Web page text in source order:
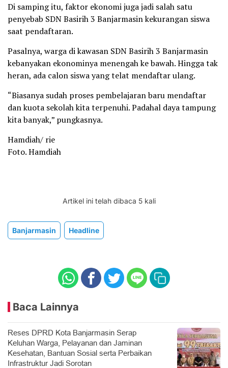
Di samping itu, faktor ekonomi juga jadi salah satu
penyebab SDN Basirih 3 Banjarmasin kekurangan siswa
saat pendaftaran.
Pasalnya, warga di kawasan SDN Basirih 3 Banjarmasin
kebanyakan ekonominya menengah ke bawah. Hingga tak
heran, ada calon siswa yang telat mendaftar ulang.
“Biasanya sudah proses pembelajaran baru mendaftar
dan kuota sekolah kita terpenuhi. Padahal daya tampung
kita banyak,” pungkasnya.
Hamdiah/ rie
Foto. Hamdiah
Artikel ini telah dibaca 5 kali
Banjarmasin Headline
Baca Lainnya
Reses DPRD Kota Banjarmasin Serap
Keluhan Warga, Pelayanan dan Jaminan
Kesehatan, Bantuan Sosial serta Perbaikan
Infrastruktur Jadi Sorotan